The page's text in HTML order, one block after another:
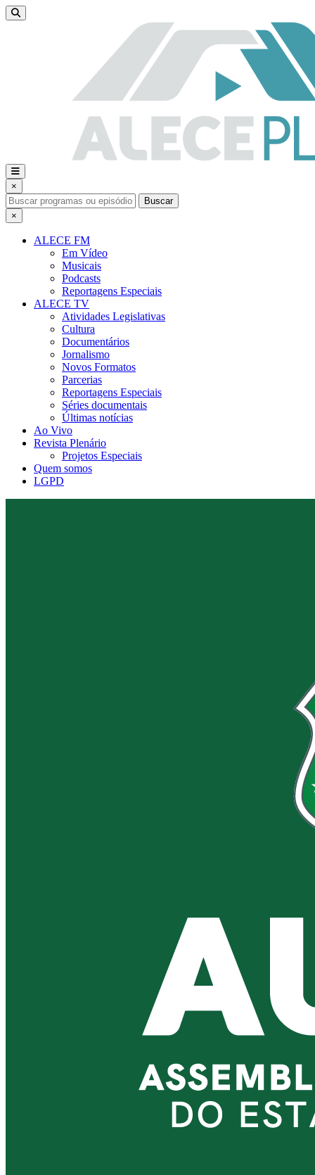
×
Buscar
×
ALECE FM
Em Vídeo
Musicais
Podcasts
Reportagens Especiais
ALECE TV
Atividades Legislativas
Cultura
Documentários
Jornalismo
Novos Formatos
Parcerias
Reportagens Especiais
Séries documentais
Últimas notícias
Ao Vivo
Revista Plenário
Projetos Especiais
Quem somos
LGPD